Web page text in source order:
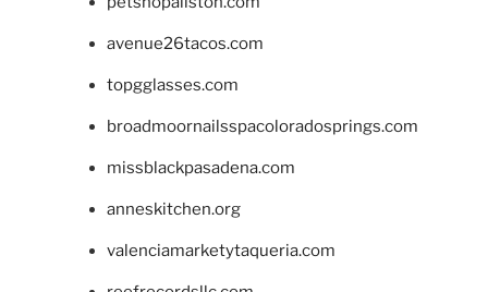
avenue26tacos.com
topgglasses.com
broadmoornailsspacoloradosprings.com
missblackpasadena.com
anneskitchen.org
valenciamarketytaqueria.com